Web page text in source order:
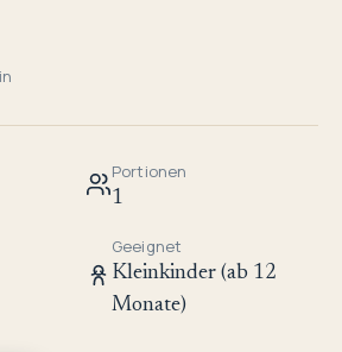
Portionen
1
Geeignet
Kleinkinder (ab 12
Monate)